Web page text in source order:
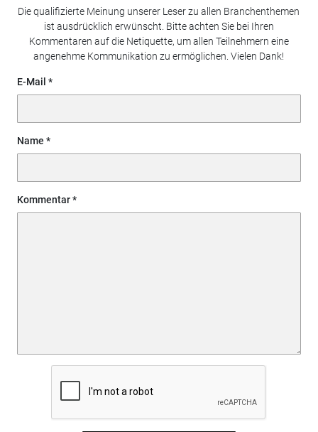
Die qualifizierte Meinung unserer Leser zu allen Branchenthemen
ist ausdrücklich erwünscht. Bitte achten Sie bei Ihren
Kommentaren auf die Netiquette, um allen Teilnehmern eine
angenehme Kommunikation zu ermöglichen. Vielen Dank!
E-Mail
Name
Kommentar